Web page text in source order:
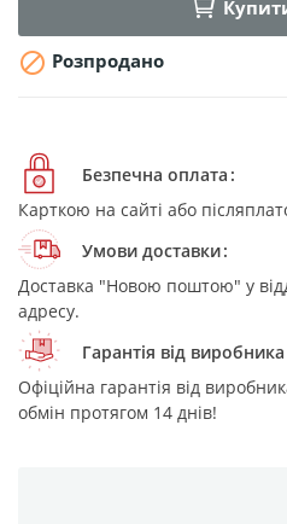
 Розпродано
Безпечна оплата
Карткою на сайті або
Умови доставки
Доставка "Новою поштою" у
адресу.
Гарантія від виробника
Офіційна гарантія від
обмін протягом 14 днів!